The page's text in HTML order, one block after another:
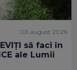
să faci în
ale Lumii
03 august 2026